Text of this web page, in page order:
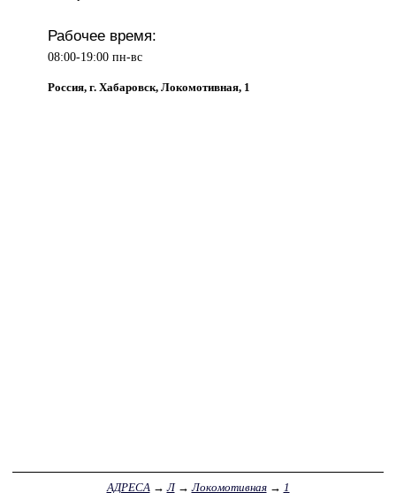
Рабочее время:
08:00-19:00 пн-вс
Россия, г. Хабаровск, Локомотивная, 1
АДРЕСА →Л→Локомотивная→ 1